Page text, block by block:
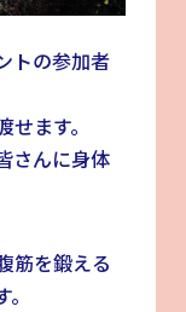
トの参加者
ます。
さんに身体
筋を鍛える